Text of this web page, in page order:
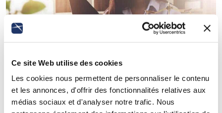
Ce site Web utilise des cookies
Les cookies nous permettent de personnaliser le contenu
et les annonces, d'offrir des fonctionnalités relatives aux
médias sociaux et d'analyser notre trafic. Nous